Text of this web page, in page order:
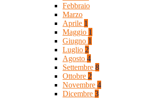
Febbraio
Marzo
Aprile 1
Maggio 1
Giugno 1
Luglio 2
Agosto 4
Settembre 8
Ottobre 2
Novembre 4
Dicembre 3